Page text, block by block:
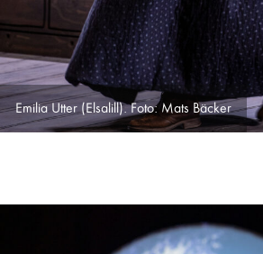
Emilia Utter (Elsalill). Foto: Mats Bäcker